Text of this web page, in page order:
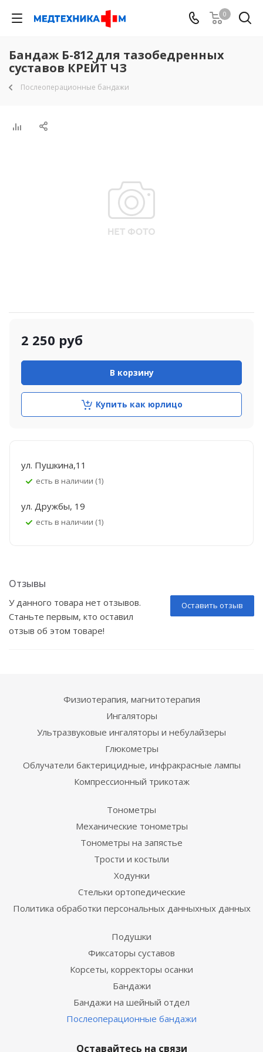
0
Бандаж Б-812 для тазобедренных
суставов КРЕЙТ ЧЗ
Послеоперационные бандажи
2 250 руб
В корзину
Купить как юрлицо
ул. Пушкина,11
Есть в наличии (1)
ул. Дружбы, 19
Есть в наличии (1)
Отзывы
Оставить отзыв
У данного товара нет отзывов.
Станьте первым, кто оставил
отзыв об этом товаре!
Физиотерапия, магнитотерапия
Ингаляторы
Ультразвуковые ингаляторы и небулайзеры
Глюкометры
Облучатели бактерицидные, инфракрасные лампы
Компрессионный трикотаж
Тонометры
Механические тонометры
Тонометры на запястье
Трости и костыли
Ходунки
Стельки ортопедические
Политика обработки персональных данныхных данных
Подушки
Фиксаторы суставов
Корсеты, корректоры осанки
Бандажи
Бандажи на шейный отдел
Послеоперационные бандажи
Оставайтесь на связи